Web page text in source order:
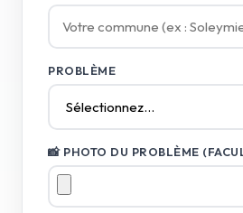
PROBLÈME
📸 PHOTO DU PROBLÈME